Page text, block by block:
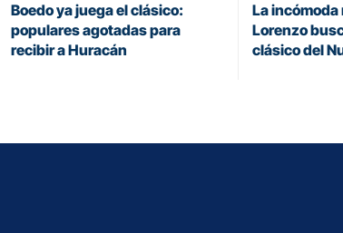
Boedo ya juega el clásico:
populares agotadas para
recibir a Huracán
La incómoda
Lorenzo
clásico del